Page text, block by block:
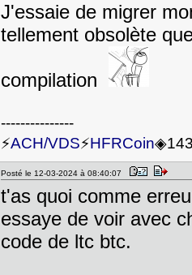
J'essaie de migrer
tellement obsolète
compilation
---------------
⚡ACH/VDS⚡HFRCoin
Posté le 12-03-2024 à 08:40:07
t'as quoi comme
essaye de voir avec
code de ltc btc.